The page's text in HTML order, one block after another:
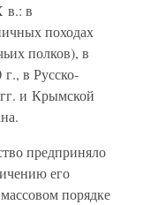
в.: в
походах
полков), в
г., в Русско-
и Крымской
предприняло
его
порядке